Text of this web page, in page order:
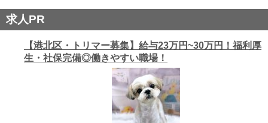
求人PR
【港北区・トリマー募集】給与23万円~30万円！福利厚
生・社保完備◎働きやすい職場！